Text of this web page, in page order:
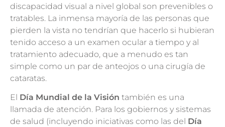
discapacidad visual a nivel global son prevenibles o
tratables. La inmensa mayoría de las personas que
pierden la vista no tendrían que hacerlo si hubieran
tenido acceso a un examen ocular a tiempo y al
tratamiento adecuado, que a menudo es tan
simple como un par de anteojos o una cirugía de
cataratas.
El Día Mundial de la Visión también es una
llamada de atención. Para los gobiernos y sistemas
de salud (incluyendo iniciativas como las del Día